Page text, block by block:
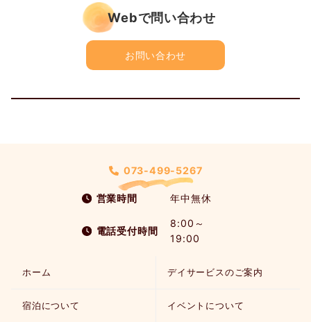
Webで問い合わせ
お問い合わせ
073-499-5267
営業時間 年中無休
電話受付時間
8:00～
19:00
ホーム デイサービスのご案内
宿泊について イベントについて